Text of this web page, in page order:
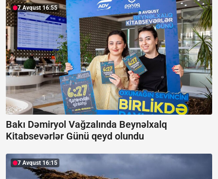
7 Avqust 16:55
Bakı Dəmiryol Vağzalında Beynəlxalq
Kitabsevərlər Günü qeyd olundu
7 Avqust 16:15